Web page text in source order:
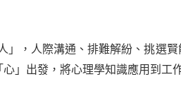
，人際溝通、排難解紛、挑選
」出發，將心理學知識應用到工